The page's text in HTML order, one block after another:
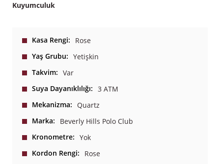
Kuyumculuk
Kasa Rengi
Rose
Yaş Grubu
Yetişkin
Takvim
Var
Suya Dayanıklılığı
3 ATM
Mekanizma
Quartz
Marka
Beverly Hills Polo Club
Kronometre
Yok
Kordon Rengi
Rose